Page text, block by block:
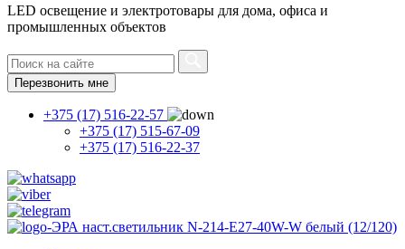
LED освещение и электротовары для дома, офиса и
промышленных объектов
Перезвонить мне
+375 (17) 516-22-57
+375 (17) 515-67-09
+375 (17) 516-22-37